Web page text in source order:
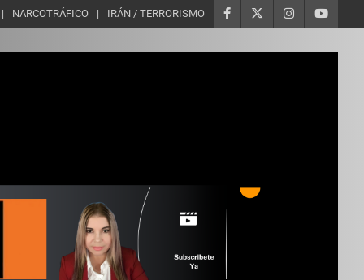
NARCOTRÁFICO IRÁN / TERRORISMO